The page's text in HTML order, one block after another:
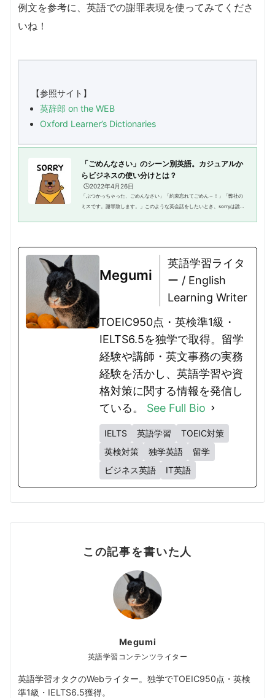
例文を参考に、英語での謝罪表現を使ってみてくださ
いね！
【参照サイト】
英辞郎 on the WEB
Oxford Learner’s Dictionaries
「ごめんなさい」のシーン別英語。カジュアルか
らビジネスの使い分けとは？
🕒️2022年4月26日
「ぶつかっちゃった、ごめんなさい」「約束忘れてごめん～！」「弊社の
ミスです。謝罪致します。」このような英会話をしたいとき、sorryは誰に
Megumi
英語学習ライタ
ー / English
Learning Writer
TOEIC950点・英検準1級・
IELTS6.5を独学で取得。留学
経験や講師・英文事務の実務
経験を活かし、英語学習や資
格対策に関する情報を発信し
ている。 See Full Bio
IELTS 英語学習
TOEIC対策
英検対策
独学英語
留学
ビジネス英語
IT英語
この記事を書いた人
Megumi
英語学習コンテンツライター
英語学習オタクのWebライター。独学でTOEIC950点・英検
準1級・IELTS6.5獲得。